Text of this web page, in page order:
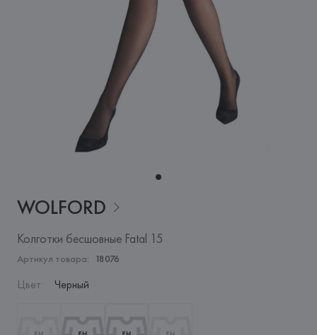
WOLFORD
Колготки бесшовные Fatal 15
Артикул товара: 18076
Цвет: Черный